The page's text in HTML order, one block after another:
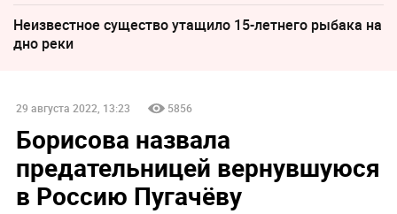
Неизвестное существо утащило 15-летнего рыбака на
дно реки
29 августа 2022, 13:23 5856
Борисова назвала
предательницей вернувшуюся
в Россию Пугачёву